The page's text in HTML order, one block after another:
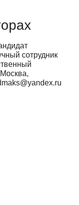
сотрудник